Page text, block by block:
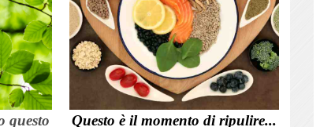
questo
Questo è il momento di ripulire...